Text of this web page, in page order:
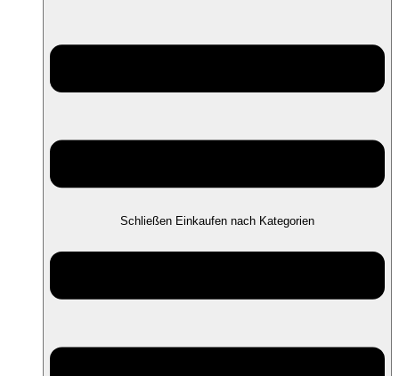
Schließen Einkaufen nach Kategorien